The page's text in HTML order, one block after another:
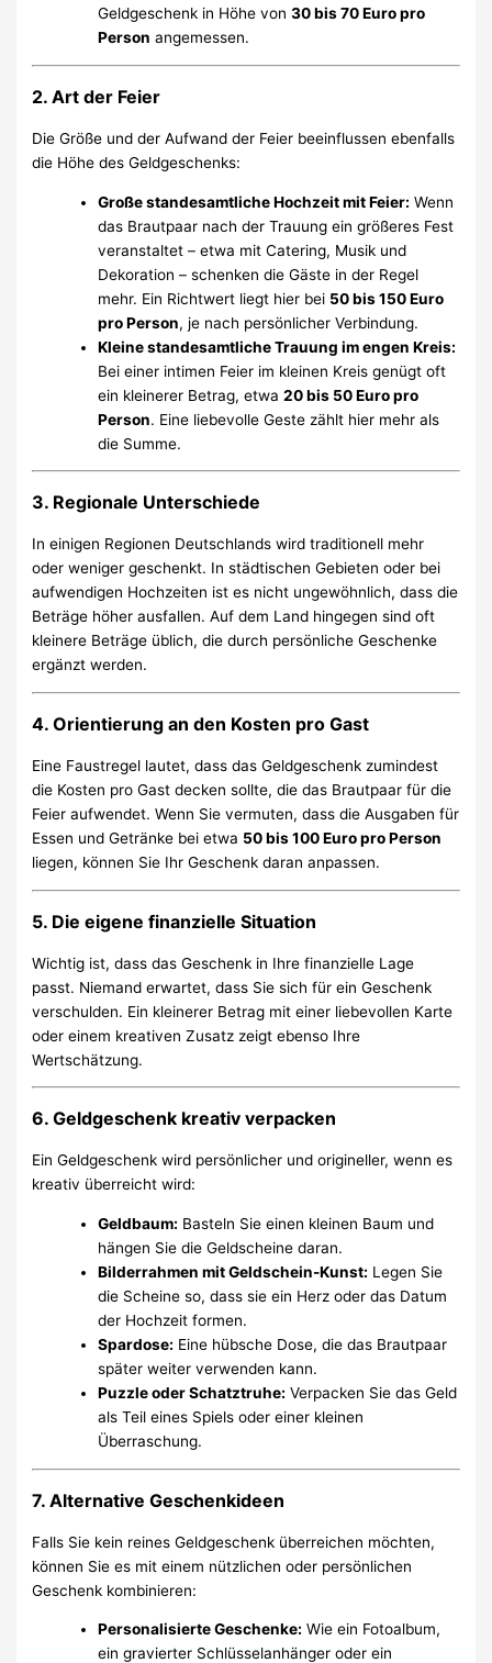
Geldgeschenk in Höhe von30 bis 70 Euro pro
Person angemessen.
2. Art der Feier
Die Größe und der Aufwand der Feier beeinflussen ebenfalls
die Höhe des Geldgeschenks:
Große standesamtliche Hochzeit mit Feier: Wenn
das Brautpaar nach der Trauung ein größeres Fest
veranstaltet – etwa mit Catering, Musik und
Dekoration – schenken die Gäste in der Regel
mehr. Ein Richtwert liegt hier bei 50 bis 150 Euro
pro Person, je nach persönlicher Verbindung.
Kleine standesamtliche Trauung im engen Kreis:
Bei einer intimen Feier im kleinen Kreis genügt oft
ein kleinerer Betrag, etwa20 bis 50 Euro pro
Person. Eine liebevolle Geste zählt hier mehr als
die Summe.
3. Regionale Unterschiede
In einigen Regionen Deutschlands wird traditionell mehr
oder weniger geschenkt. In städtischen Gebieten oder bei
aufwendigen Hochzeiten ist es nicht ungewöhnlich, dass die
Beträge höher ausfallen. Auf dem Land hingegen sind oft
kleinere Beträge üblich, die durch persönliche Geschenke
ergänzt werden.
4. Orientierung an den Kosten pro Gast
Eine Faustregel lautet, dass das Geldgeschenk zumindest
die Kosten pro Gast decken sollte, die das Brautpaar für die
Feier aufwendet. Wenn Sie vermuten, dass die Ausgaben für
Essen und Getränke bei etwa 50 bis 100 Euro pro Person
liegen, können Sie Ihr Geschenk daran anpassen.
5. Die eigene finanzielle Situation
Wichtig ist, dass das Geschenk in Ihre finanzielle Lage
passt. Niemand erwartet, dass Sie sich für ein Geschenk
verschulden. Ein kleinerer Betrag mit einer liebevollen Karte
oder einem kreativen Zusatz zeigt ebenso Ihre
Wertschätzung.
6. Geldgeschenk kreativ verpacken
Ein Geldgeschenk wird persönlicher und origineller, wenn es
kreativ überreicht wird:
Geldbaum: Basteln Sie einen kleinen Baum und
hängen Sie die Geldscheine daran.
Bilderrahmen mit Geldschein-Kunst: Legen Sie
die Scheine so, dass sie ein Herz oder das Datum
der Hochzeit formen.
Spardose: Eine hübsche Dose, die das Brautpaar
später weiter verwenden kann.
Puzzle oder Schatztruhe: Verpacken Sie das Geld
als Teil eines Spiels oder einer kleinen
Überraschung.
7. Alternative Geschenkideen
Falls Sie kein reines Geldgeschenk überreichen möchten,
können Sie es mit einem nützlichen oder persönlichen
Geschenk kombinieren:
Personalisierte Geschenke: Wie ein Fotoalbum,
ein gravierter Schlüsselanhänger oder ein